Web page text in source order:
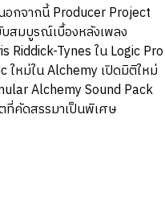
อกจากนี้ Producer Project
บสมบูรณ์เบื้องหลังเพลง
Riddick-Tynes ใน Logic Pro
ใหม่ใน Alchemy เปิดมิติใหม่
Alchemy Sound Pack
ที่คัดสรรมาเป็นพิเศษ